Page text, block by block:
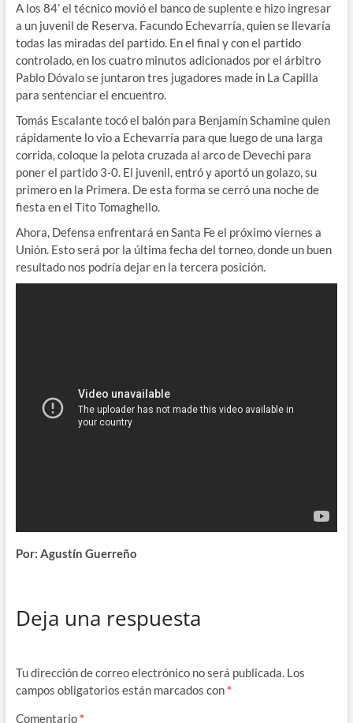
A los 84’ el técnico movió el banco de suplente e hizo ingresar
a un juvenil de Reserva. Facundo Echevarría, quien se llevaría
todas las miradas del partido. En el final y con el partido
controlado, en los cuatro minutos adicionados por el árbitro
Pablo Dóvalo se juntaron tres jugadores made in La Capilla
para sentenciar el encuentro.
Tomás Escalante tocó el balón para Benjamín Schamine quien
rápidamente lo vio a Echevarría para que luego de una larga
corrida, coloque la pelota cruzada al arco de Devechi para
poner el partido 3-0. El juvenil, entró y aportó un golazo, su
primero en la Primera. De esta forma se cerró una noche de
fiesta en el Tito Tomaghello.
Ahora, Defensa enfrentará en Santa Fe el próximo viernes a
Unión. Esto será por la última fecha del torneo, donde un buen
resultado nos podría dejar en la tercera posición.
Por: Agustín Guerreño
Deja una respuesta
Tu dirección de correo electrónico no será publicada. Los
campos obligatorios están marcados con *
Comentario *